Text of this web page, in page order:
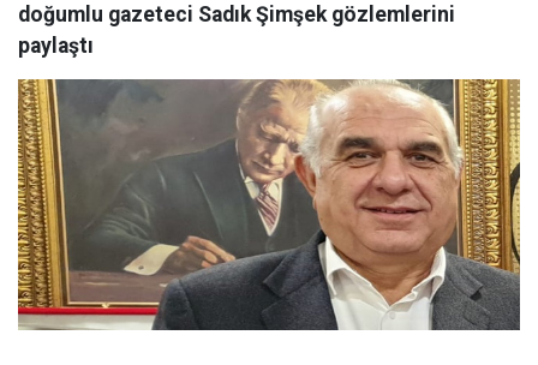
doğumlu gazeteci Sadık Şimşek gözlemlerini
paylaştı